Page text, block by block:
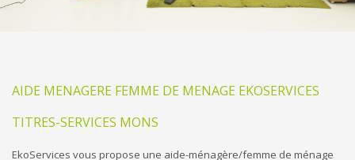
AIDE MENAGERE FEMME DE MENAGE EKOSERVICES
TITRES-SERVICES MONS
EkoServices vous propose une aide-ménagère/femme de ménage